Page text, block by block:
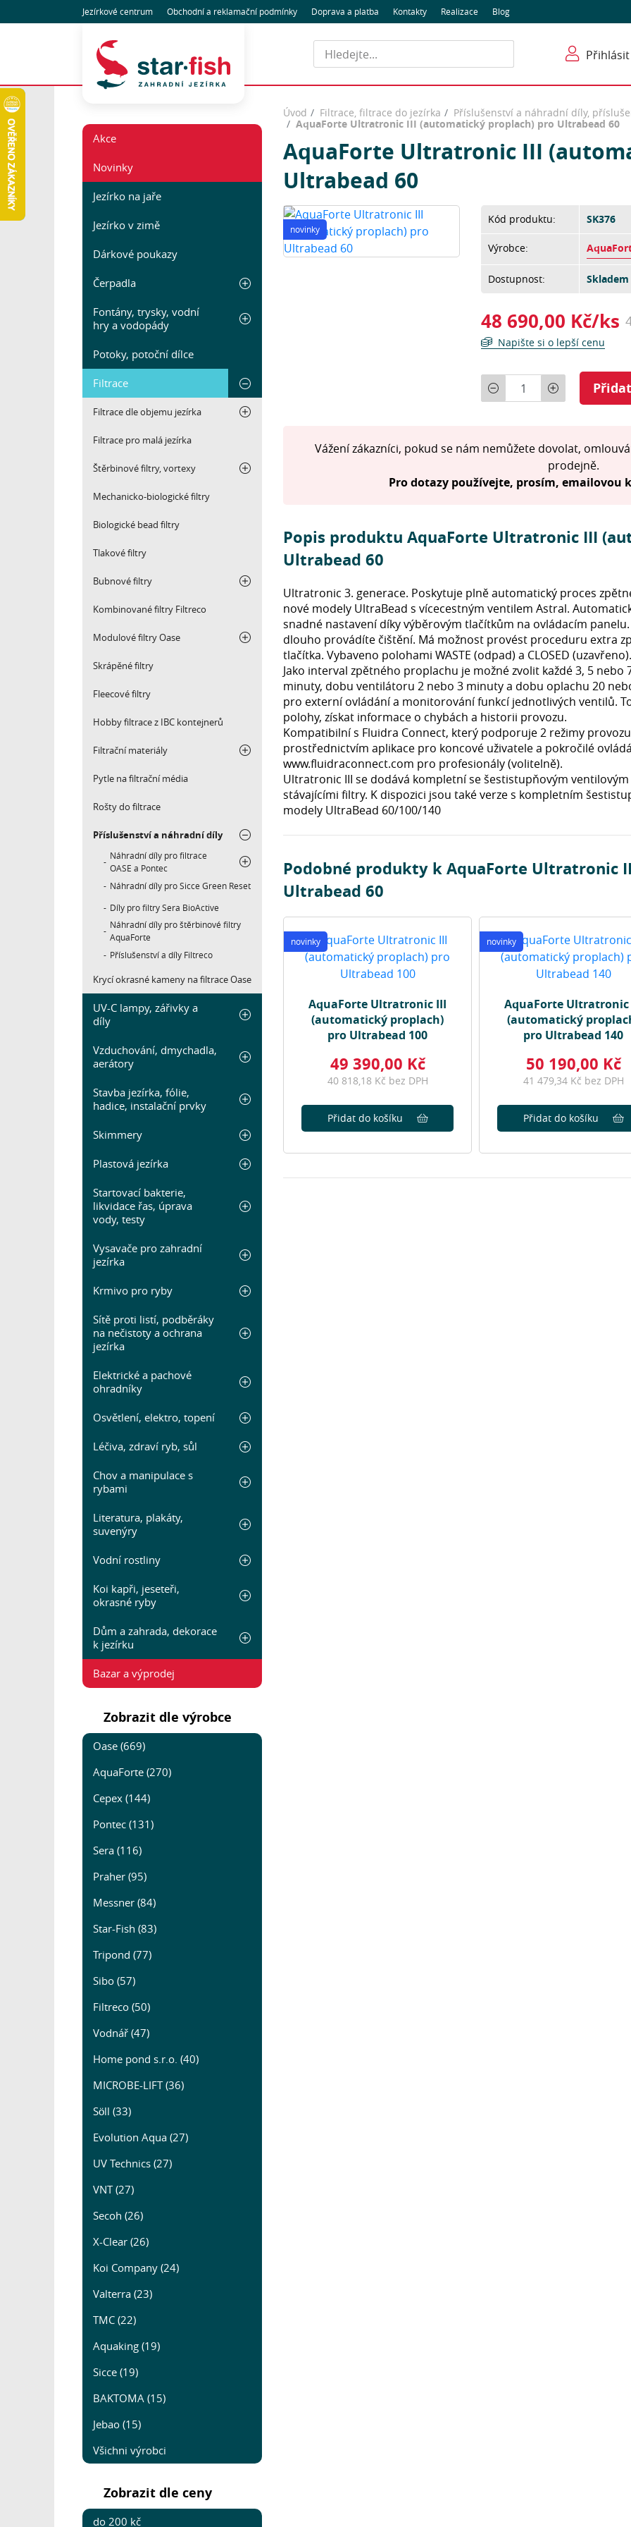
Jezírkové centrum Obchodnía reklamační podmínky Doprava a platba Kontakty Realizace Blog
Hledat
Přihlásit
Akce
Novinky
Jezírko na jaře
Jezírko v zimě
Dárkové poukazy
Čerpadla
Fontány, trysky, vodní
hry a vodopády
Potoky, potoční dílce
Filtrace
Filtrace dle objemu jezírka
Filtrace pro malá jezírka
Štěrbinové filtry, vortexy
Mechanicko-biologické filtry
Biologické bead filtry
Tlakové filtry
Bubnové filtry
Kombinované filtry Filtreco
Modulové filtry Oase
Skrápěné filtry
Fleecové filtry
Hobby filtrace z IBC kontejnerů
Filtrační materiály
Pytle na filtrační média
Rošty do filtrace
Příslušenství a náhradní díly
Náhradní díly pro filtrace
OASE a Pontec
Náhradní díly pro Sicce Green Reset
Díly pro filtry Sera BioActive
Náhradní díly pro štěrbinové filtry
AquaForte
Příslušenství a díly Filtreco
Krycí okrasné kameny na filtrace Oase
UV-C lampy, zářivky a
díly
Vzduchování, dmychadla,
aerátory
Stavba jezírka, fólie,
hadice, instalační prvky
Skimmery
Plastová jezírka
Startovací bakterie,
likvidace řas, úprava
vody, testy
Vysavače pro zahradní
jezírka
Krmivo pro ryby
Sítě proti listí, podběráky
na nečistoty a ochrana
jezírka
Elektrické a pachové
ohradníky
Osvětlení, elektro, topení
Léčiva, zdraví ryb, sůl
Chov a manipulace s
rybami
Literatura, plakáty,
suvenýry
Vodní rostliny
Koi kapři, jeseteři,
okrasné ryby
Dům a zahrada, dekorace
k jezírku
Bazar a výprodej
Zobrazit dle výrobce
Oase (669)
AquaForte (270)
Cepex (144)
Pontec (131)
Sera (116)
Praher (95)
Messner (84)
Star-Fish (83)
Tripond (77)
Sibo (57)
Filtreco (50)
Vodnář (47)
Home pond s.r.o. (40)
MICROBE-LIFT (36)
Söll (33)
Evolution Aqua (27)
UV Technics (27)
VNT (27)
Secoh (26)
X-Clear (26)
Koi Company (24)
Valterra (23)
TMC (22)
Aquaking (19)
Sicce (19)
BAKTOMA (15)
Jebao (15)
Všichni výrobci
Zobrazit dle ceny
do 200 kč
Úvod Filtrace, filtrace do jezírka
Příslušenství a náhradní díly,
AquaForte Ultratronic III (automatický proplach) pro Ultrabead 60
AquaForte Ultratronic III
Ultrabead 60
novinky
Kód produktu: SK376
Výrobce:
Dostupnost:
48 690,00 Kč/ks
Napište si o lepší cenu
Počet
Vážení zákazníci, pokud se nám nemůžete dovolat,
prodejně.
Pro dotazy používejte, prosím, emailovou
Popis produktu AquaForte Ultratronic III
Ultrabead 60
Ultratronic 3. generace. Poskytuje plně automatický proces
nové modely UltraBead s vícecestným ventilem Astral.
snadné nastavení díky výběrovým tlačítkům na ovládacím
dlouho provádíte čištění. Má možnost provést proceduru extra
tlačítka. Vybaveno polohami WASTE (odpad) a CLOSED (uzavřeno).
Jako interval zpětného proplachu je možné zvolit každé 3, 5
minuty, dobu ventilátoru 2 nebo 3 minuty a dobu oplachu 20
pro externí ovládání a monitorování funkcí jednotlivých ventilů.
polohy, získat informace o chybách a historii provozu.
Kompatibilní s Fluidra Connect, který podporuje 2 režimy
prostřednictvím aplikace pro koncové uživatele a pokročilé
www.fluidraconnect.com pro profesionály (volitelně).
Ultratronic III se dodává kompletní se šestistupňovým
stávajícími filtry. K dispozici jsou také verze s kompletním
modely UltraBead 60/100/140
Podobné produkty k AquaForte Ultratronic
Ultrabead 60
novinky
AquaForte Ultratronic III
(automatický proplach)
pro Ultrabead 100
49 390,00 Kč
40 818,18 Kč bez DPH
Přidat do košíku
novinky
AquaForte Ultratronic
(automatický
pro Ultrabead 140
50 190,00 Kč
41 479,34 Kč bez DPH
Přidat do košíku